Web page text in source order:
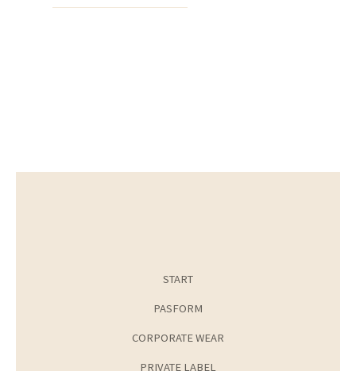
START
PASFORM
CORPORATE WEAR
PRIVATE LABEL